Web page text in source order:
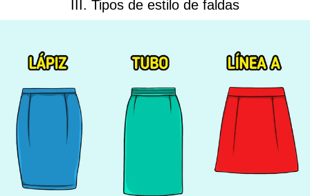
III. Tipos de estilo de faldas